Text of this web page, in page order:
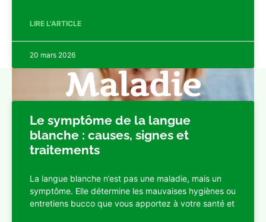
LIRE L'ARTICLE
20 mars 2026
Maladie
Le symptôme de la langue
blanche : causes, signes et
traitements
La langue blanche n’est pas une maladie, mais un
symptôme. Elle détermine les mauvaises hygiènes ou
entretiens bucco que vous apportez à votre santé et